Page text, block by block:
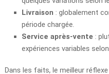
Livraison : globalement
période chargée.
Service après-vente :
expériences variables
Dans les faits, le meilleur